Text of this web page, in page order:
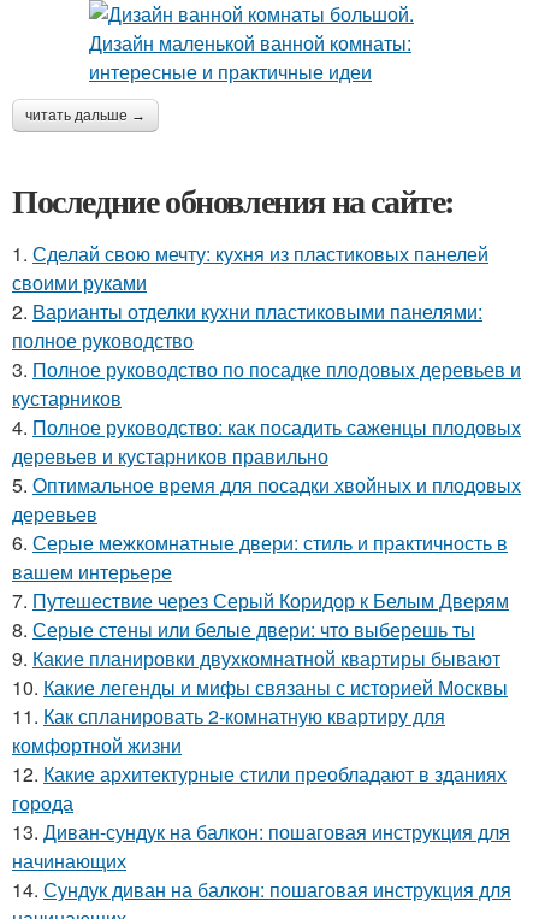
читать дальше →
Последние обновления на сайте:
1. Сделай свою мечту: кухня из пластиковых панелей
своими руками
2. Варианты отделки кухни пластиковыми панелями:
полное руководство
3. Полное руководство по посадке плодовых деревьев и
кустарников
4. Полное руководство: как посадить саженцы плодовых
деревьев и кустарников правильно
5. Оптимальное время для посадки хвойных и плодовых
деревьев
6. Серые межкомнатные двери: стиль и практичность в
вашем интерьере
7. Путешествие через Серый Коридор к Белым Дверям
8. Серые стены или белые двери: что выберешь ты
9. Какие планировки двухкомнатной квартиры бывают
10. Какие легенды и мифы связаны с историей Москвы
11. Как спланировать 2-комнатную квартиру для
комфортной жизни
12. Какие архитектурные стили преобладают в зданиях
города
13. Диван-сундук на балкон: пошаговая инструкция для
начинающих
14. Сундук диван на балкон: пошаговая инструкция для